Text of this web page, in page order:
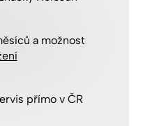
a možnost
přímo v ČR